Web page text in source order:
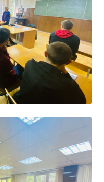
ПО
образования
контролю за оборотом
"Работа в